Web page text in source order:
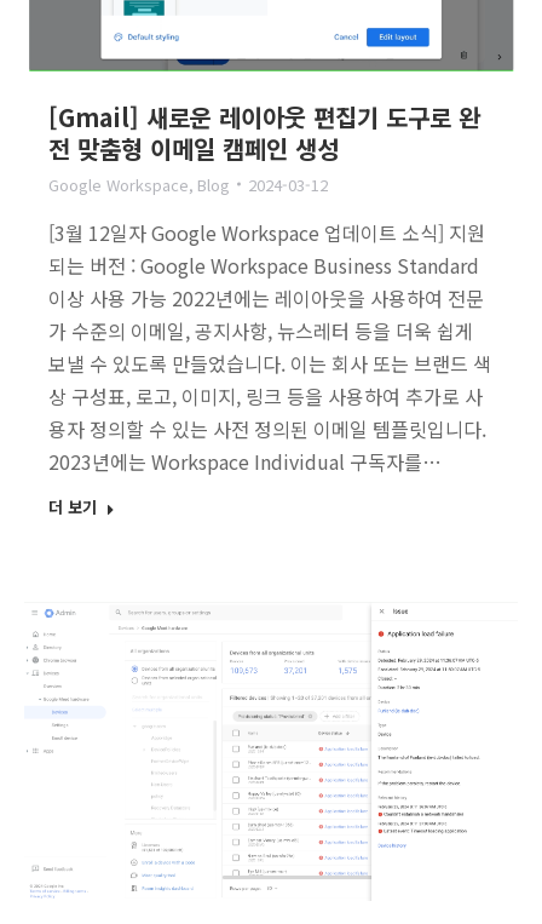
[Gmail] 새로운 레이아웃 편집기 도구로 완
전 맞춤형 이메일 캠페인 생성
Google Workspace, Blog 2024-03-12
[3월 12일자 Google Workspace 업데이트 소식] 지원
되는 버전 : Google Workspace Business Standard
이상 사용 가능 2022년에는 레이아웃을 사용하여 전문
가 수준의 이메일, 공지사항, 뉴스레터 등을 더욱 쉽게
보낼 수 있도록 만들었습니다. 이는 회사 또는 브랜드 색
상 구성표, 로고, 이미지, 링크 등을 사용하여 추가로 사
용자 정의할 수 있는 사전 정의된 이메일 템플릿입니다.
2023년에는 Workspace Individual 구독자를…
더 보기